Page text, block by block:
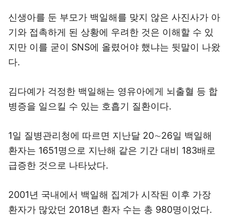
신생아를 둔 부모가 백일해를 맞지 않은 사진사가 아
기와 접촉하게 된 상황에 우려한 것은 이해할 수 있
지만 이를 굳이 SNS에 올렸어야 했냐는 뒷말이 나왔
다.
김다예가 걱정한 백일해는 영유아에게 뇌출혈 등 합
병증을 일으킬 수 있는 호흡기 질환이다.
1일 질병관리청에 따르면 지난달 20∼26일 백일해
환자는 1651명으로 지난해 같은 기간 대비 183배로
급증한 것으로 나타났다.
2001년 국내에서 백일해 집계가 시작된 이후 가장
환자가 많았던 2018년 환자 수는 총 980명이었다.